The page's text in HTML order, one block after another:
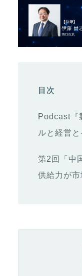
目次
Podcast『
ルと経営と-
第2回「中
供給力が市